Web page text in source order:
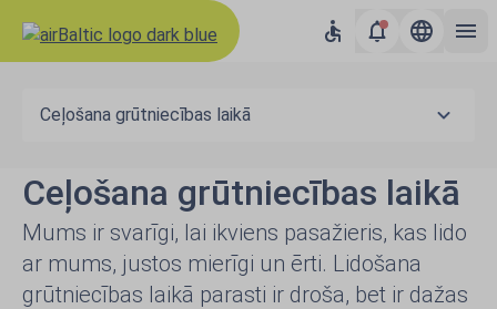
Ceļošana grūtniecības laikā
Ceļošana grūtniecības laikā
Mums ir svarīgi, lai ikviens pasažieris, kas lido
ar mums, justos mierīgi un ērti. Lidošana
grūtniecības laikā parasti ir droša, bet ir dažas